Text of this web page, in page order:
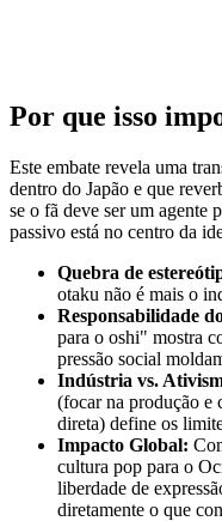
Por que isso
Este embate revela uma
dentro do Japão e que
se o fã deve ser um agente
passivo está no centro da
Quebra de
otaku não é mais o
Responsabilidade
para o oshi" mostra
pressão social
Indústria vs.
(focar na produção e
direta) define os
Impacto Global:
cultura pop para o
liberdade de
diretamente o que